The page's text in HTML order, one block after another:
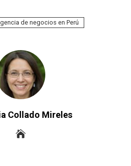
de negocios en Perú
Collado Mireles